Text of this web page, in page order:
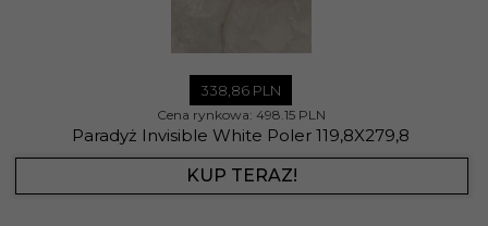
338, 86 PLN
Cena rynkowa: 498.15 PLN
Paradyż Invisible White Poler 119,8X279,8
KUP TERAZ!